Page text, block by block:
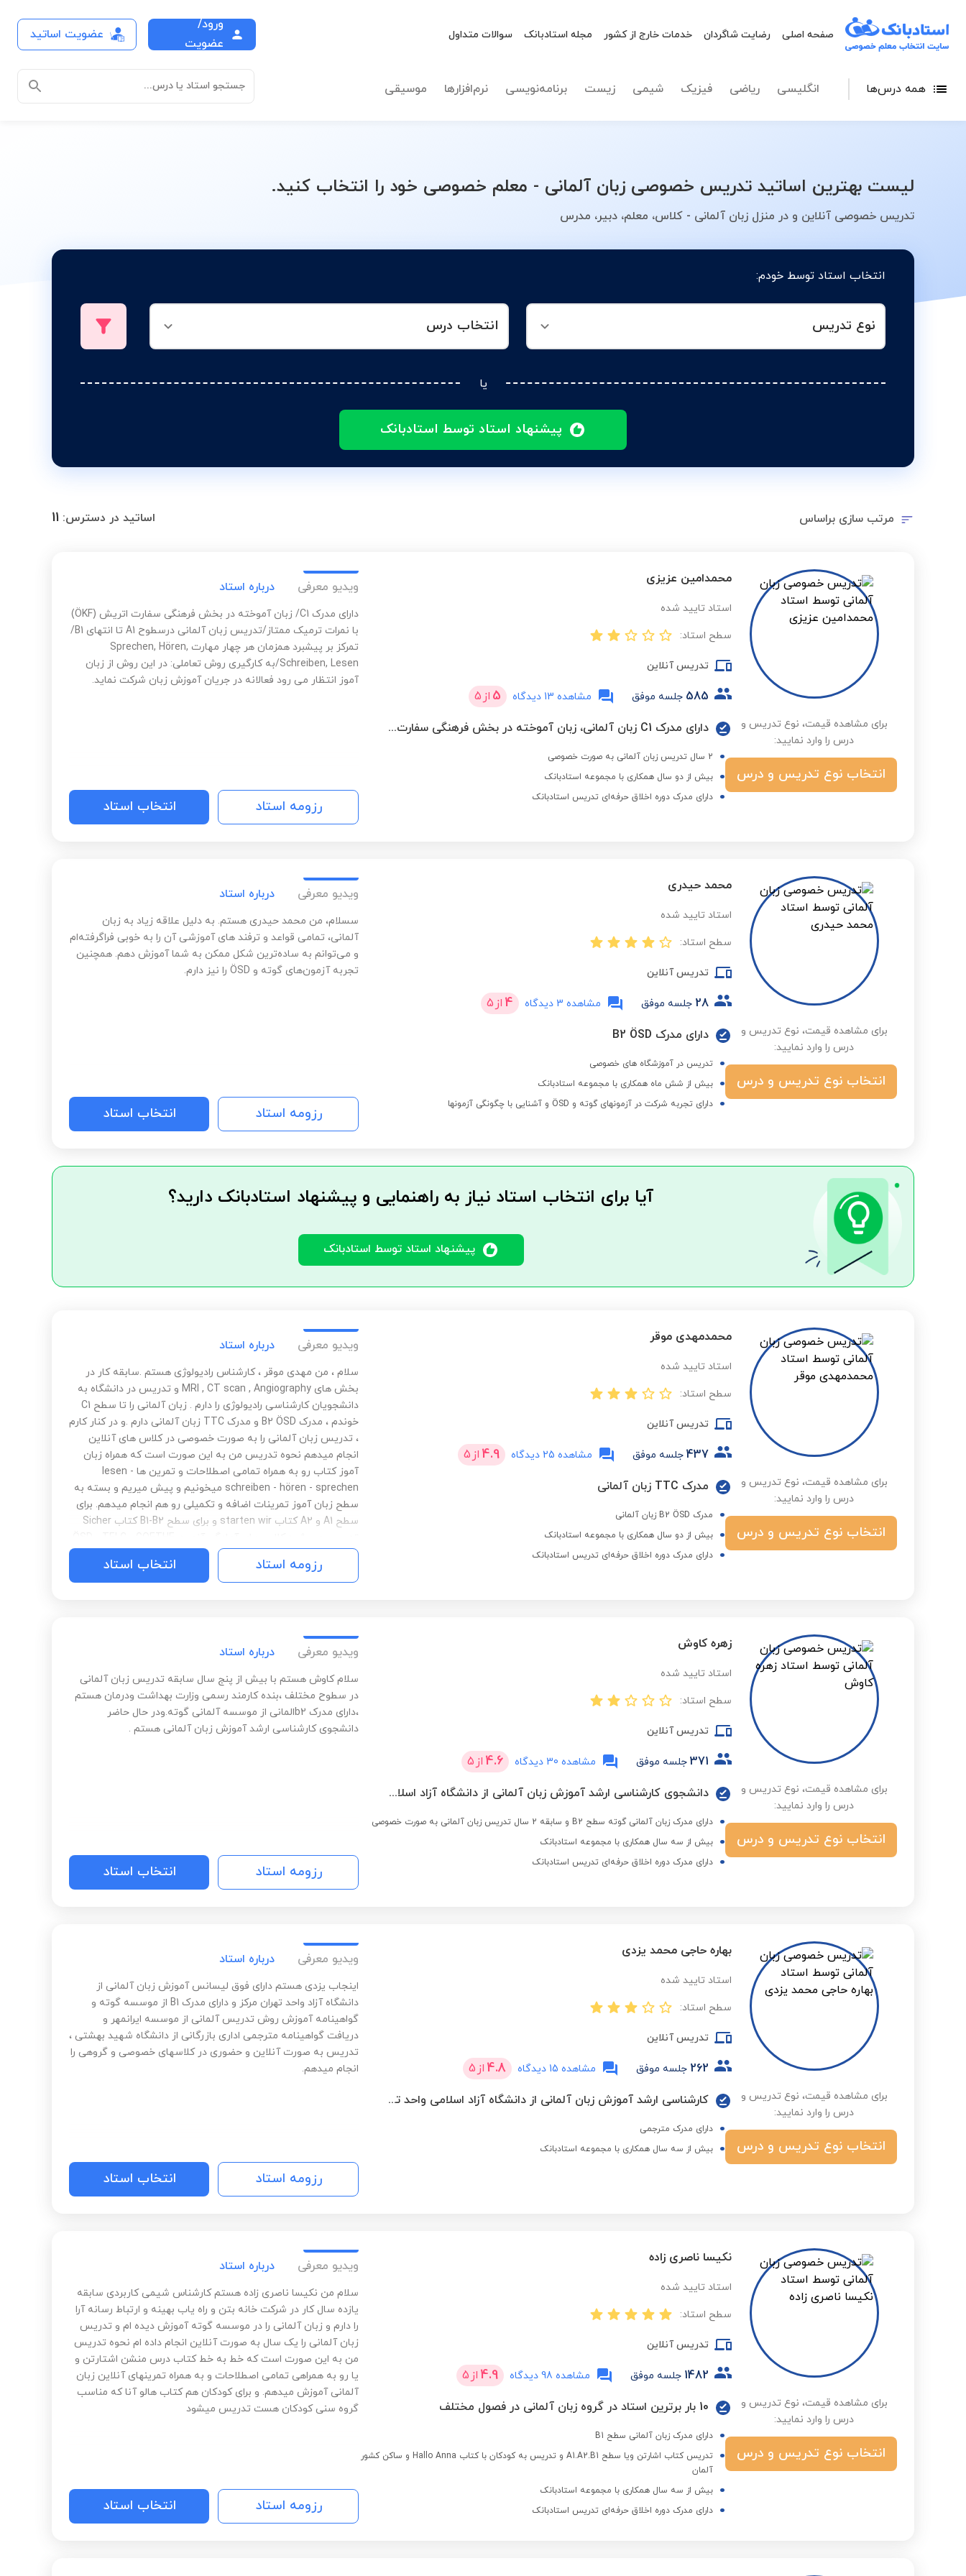
صفحه اصلی رضایت شاگردان خدمات خارج از کشور مجله استادبانک سوالات متداول
ورود/
عضویت
عضویت اساتید
همه درس‌ها انگلیسی ریاضی فیزیک شیمی زیست برنامه‌نویسی نرم‌افزارها موسیقی جستجو استاد یا درس...
لیست بهترین اساتید تدریس خصوصی زبان آلمانی - معلم خصوصی خود را انتخاب کنید.
تدریس خصوصی آنلاین و در منزل زبان آلمانی - کلاس، معلم، دبیر، مدرس
انتخاب استاد توسط خودم:
نوع تدریس انتخاب درس
یا
پیشنهاد استاد توسط استادبانک
نوع تدریس
مرتب سازی براساس اساتید در دسترس: 11
برای مشاهده قیمت، نوع تدریس و
درس را وارد نمایید:
انتخاب نوع تدریس و درس
محمدامین عزیزی
استاد تایید شده
سطح استاد:
تدریس آنلاین
585 جلسه موفق مشاهده 13 دیدگاه 5 از 5
دارای مدرک C1 زبان آلمانی، زبان آموخته در بخش فرهنگی سفارت اتریش (ÖKF) با نمرات ترمیک ممتاز
2 سال تدریس زبان آلمانی به صورت خصوصی
بیش از دو سال همکاری با مجموعه استادبانک
دارای مدرک دوره اخلاق حرفه‌ای تدریس استادبانک
ویدیو معرفی درباره استاد
دارای مدرک C1/ زبان آموخته در بخش فرهنگی سفارت اتریش (ÖKF)
با نمرات ترمیک ممتاز/تدریس زبان آلمانی درسطوح A1 تا انتهای B1/
تمرکز بر پیشبرد همزمان هر چهار مهارت Sprechen, Hören,
Schreiben, Lesen/به کارگیری روش تعاملی: در این روش از زبان‏
آموز انتظار می ‏رود فعالانه در جریان آموزش زبان شرکت نماید.
رزومه استاد انتخاب استاد
برای مشاهده قیمت، نوع تدریس و
درس را وارد نمایید:
انتخاب نوع تدریس و درس
محمد حیدری
استاد تایید شده
سطح استاد:
تدریس آنلاین
28 جلسه موفق مشاهده 3 دیدگاه 4 از 5
دارای مدرک B2 ÖSD
تدریس در آموزشگاه های خصوصی
بیش از شش ماه همکاری با مجموعه استادبانک
دارای تجربه شرکت در آزمونهای گوته و ÖSD و آشنایی با چگونگی آزمونها
ویدیو معرفی درباره استاد
سسلام، من محمد حیدری هستم. به دلیل علاقه زیاد به زبان
آلمانی، تمامی قواعد و ترفند های آموزشی آن را به خوبی فراگرفته‌ام
و می‌توانم به ساده‌ترین شکل ممکن به شما آموزش دهم. همچنین
تجربه آزمون‌های گوته و ÖSD را نیز دارم.
رزومه استاد انتخاب استاد
آیا برای انتخاب استاد نیاز به راهنمایی و پیشنهاد استادبانک دارید؟
پیشنهاد استاد توسط استادبانک
برای مشاهده قیمت، نوع تدریس و
درس را وارد نمایید:
انتخاب نوع تدریس و درس
محمدمهدی موقر
استاد تایید شده
سطح استاد:
تدریس آنلاین
437 جلسه موفق مشاهده 25 دیدگاه 4.9 از 5
مدرک TTC زبان آلمانی
مدرک B2 ÖSD زبان آلمانی
بیش از دو سال همکاری با مجموعه استادبانک
دارای مدرک دوره اخلاق حرفه‌ای تدریس استادبانک
ویدیو معرفی درباره استاد
سلام ، من مهدی موقر ، کارشناس رادیولوژی هستم .سابقه کار در
بخش های MRI , CT scan , Angiography و تدریس در دانشگاه به
دانشجویان کارشناسی رادیولوژی را دارم . زبان آلمانی را تا سطح C1
خوندم ، مدرک B2 ÖSD و مدرک TTC زبان آلمانی دارم .و در کنار کارم
، تدریس زبان آلمانی را به صورت خصوصی در کلاس های آنلاین
انجام میدهم نحوه تدریس من به این صورت است که همراه زبان
آموز کتاب رو به همراه تمامی اصطلاحات و تمرین ها lesen -
schreiben - hören - sprechen میخونیم و پیش میریم و بسته به
سطح زبان آموز تمرینات اضافه و تکمیلی رو هم انجام میدهم. برای
سطح A1 و A2 کتاب starten wir و برای سطح B1-B2 کتاب Sicher
، تمرین مکالمه ، مصاحبه شغلی رو هم برگزار میکنم
رزومه استاد انتخاب استاد
برای مشاهده قیمت، نوع تدریس و
درس را وارد نمایید:
انتخاب نوع تدریس و درس
زهره کاوش
استاد تایید شده
سطح استاد:
تدریس آنلاین
371 جلسه موفق مشاهده 30 دیدگاه 4.6 از 5
دانشجوی کارشناسی ارشد آموزش زبان آلمانی از دانشگاه آزاد اسلامی واحد تهران مرکزی
دارای مدرک زبان آلمانی گوته سطح B2 و سابقه 2 سال تدریس زبان آلمانی به صورت خصوصی
بیش از سه سال همکاری با مجموعه استادبانک
دارای مدرک دوره اخلاق حرفه‌ای تدریس استادبانک
ویدیو معرفی درباره استاد
سلام کاوش هستم با بیش از پنج سال سابقه تدریس زبان آلمانی
در سطوح مختلف ،بنده کارمند رسمی وزارت بهداشت ودرمان هستم
،دارای مدرک b2المانی از موسسه آلمانی گوته.ودر حال حاضر
دانشجوی کارشناسی ارشد آموزش زبان آلمانی هستم .
رزومه استاد انتخاب استاد
برای مشاهده قیمت، نوع تدریس و
درس را وارد نمایید:
انتخاب نوع تدریس و درس
بهاره حاجی محمد یزدی
استاد تایید شده
سطح استاد:
تدریس آنلاین
262 جلسه موفق مشاهده 15 دیدگاه 4.8 از 5
کارشناسی ارشد آموزش زبان آلمانی از دانشگاه آزاد اسلامی واحد تهران مرکزی
دارای مدرک مترجمی
بیش از سه سال همکاری با مجموعه استادبانک
ویدیو معرفی درباره استاد
اینجاب یزدی هستم دارای فوق لیسانس آموزش زبان آلمانی از
دانشگاه آزاد واحد تهران مرکز و دارای مدرک B1 از موسسه گوته و
گواهینامه آموزش روش تدریس آلمانی از موسسه ایرانمهر و
دریافت گواهینامه مترجمی اداری بازرگانی از دانشگاه شهید بهشتی ،
تدریس به صورت آنلاین و حضوری در کلاسهای خصوصی و گروهی را
انجام میدهم.
رزومه استاد انتخاب استاد
برای مشاهده قیمت، نوع تدریس و
درس را وارد نمایید:
انتخاب نوع تدریس و درس
نکیسا ناصری زاده
استاد تایید شده
سطح استاد:
تدریس آنلاین
1482 جلسه موفق مشاهده 98 دیدگاه 4.9 از 5
10 بار برترین استاد در گروه زبان آلمانی در فصول مختلف
دارای مدرک زبان آلمانی سطح B1
تدریس کتاب اشارتن ویا سطح A1.A2.B1 و تدریس به کودکان با کتاب Hallo Anna و ساکن کشور
آلمان
بیش از سه سال همکاری با مجموعه استادبانک
دارای مدرک دوره اخلاق حرفه‌ای تدریس استادبانک
ویدیو معرفی درباره استاد
سلام من نکیسا ناصری زاده هستم کارشناس شیمی کاربردی سابقه
یازده سال کار در شرکت خانه بتن و راه یاب بهینه و ارتباط رسانه آرا
را دارم و زبان آلمانی را در موسسه گوته آموزش دیده ام و تدریس
زبان آلمانی را یک سال به صورت آنلاین انجام داده ام نحوه تدریس
من به این صورت است که خط به خط کتاب درس منشن اشتارتن و
یا رو به همراهی تمامی اصطلاحات و به همراه تمرینهای آنلاین زبان
آلمانی آموزش میدهم. و برای کودکان هم کتاب هالو آنا که مناسب
گروه سنی کودکان هست تدریس میشود
رزومه استاد انتخاب استاد